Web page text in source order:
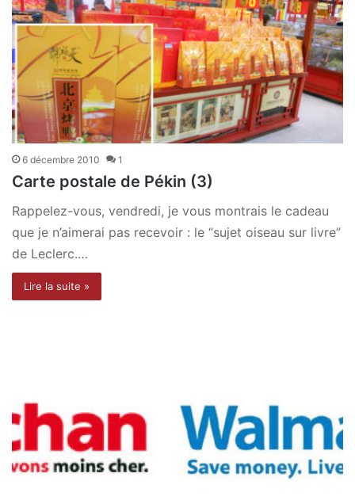
6 décembre 2010 1
Carte postale de Pékin (3)
Rappelez-vous, vendredi, je vous montrais le cadeau
que je n’aimerai pas recevoir : le “sujet oiseau sur livre”
de Leclerc.…
Lire la suite »